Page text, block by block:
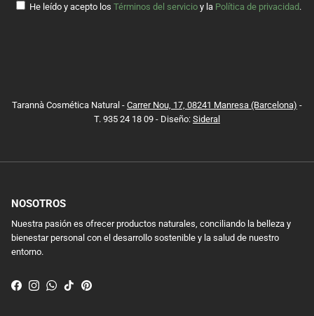
He leído y acepto los Términos del servicioy la Política de privacidad.
Tarannà Cosmética Natural - Carrer Nou, 17, 08241 Manresa (Barcelona) -
T. 935 24 18 09 - Diseño: Sideral
NOSOTROS
Nuestra pasión es ofrecer productos naturales, conciliando la belleza y
bienestar personal con el desarrollo sostenible y la salud de nuestro
entorno.
Facebook
Instagram
WhatsApp
TikTokPinterest